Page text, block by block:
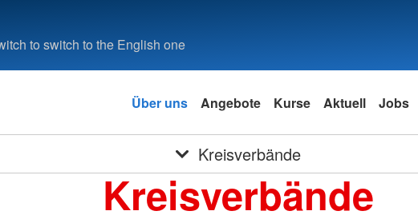
to switch to the English one
Über uns Angebote Kurse Aktuell Jobs
Kreisverbände
Kreisverbände